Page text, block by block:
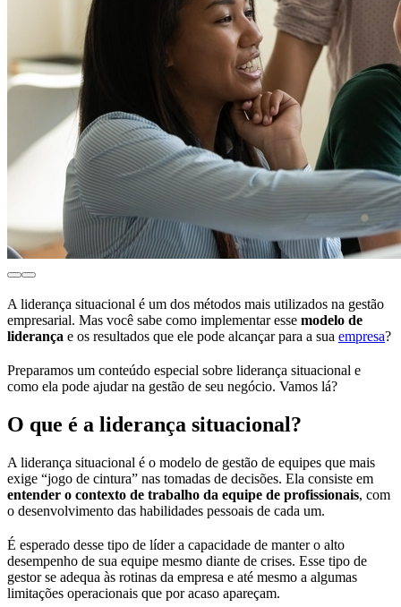
A liderança situacional é um dos métodos mais utilizados na gestão
empresarial. Mas você sabe como implementar esse modelo de
liderança e os resultados que ele pode alcançar para a sua empresa?
Preparamos um conteúdo especial sobre liderança situacional e
como ela pode ajudar na gestão de seu negócio. Vamos lá?
O que é a liderança situacional?
A liderança situacional é o modelo de gestão de equipes que mais
exige “jogo de cintura” nas tomadas de decisões. Ela consiste em
entender o contexto de trabalho da equipe de profissionais, com
o desenvolvimento das habilidades pessoais de cada um.
É esperado desse tipo de líder a capacidade de manter o alto
desempenho de sua equipe mesmo diante de crises. Esse tipo de
gestor se adequa às rotinas da empresa e até mesmo a algumas
limitações operacionais que por acaso apareçam.